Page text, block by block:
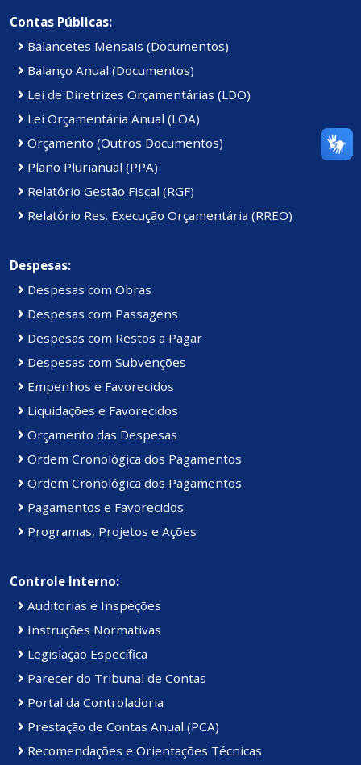
Contas Públicas:
Balancetes Mensais (Documentos)
Balanço Anual (Documentos)
Lei de Diretrizes Orçamentárias (LDO)
Lei Orçamentária Anual (LOA)
Orçamento (Outros Documentos)
Plano Plurianual (PPA)
Relatório Gestão Fiscal (RGF)
Relatório Res. Execução Orçamentária (RREO)
Despesas:
Despesas com Obras
Despesas com Passagens
Despesas com Restos a Pagar
Despesas com Subvenções
Empenhos e Favorecidos
Liquidações e Favorecidos
Orçamento das Despesas
Ordem Cronológica dos Pagamentos
Ordem Cronológica dos Pagamentos
Pagamentos e Favorecidos
Programas, Projetos e Ações
Controle Interno:
Auditorias e Inspeções
Instruções Normativas
Legislação Específica
Parecer do Tribunal de Contas
Portal da Controladoria
Prestação de Contas Anual (PCA)
Recomendações e Orientações Técnicas